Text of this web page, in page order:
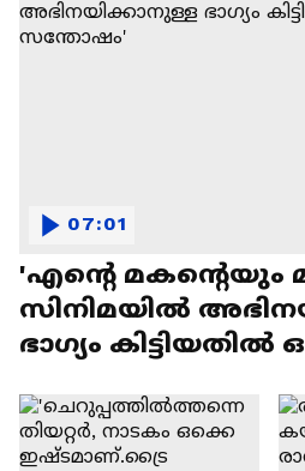
'എന്റെ
സിനിമയിൽ
ഭാഗ്യം കിട്ടിയതിൽ
07:01